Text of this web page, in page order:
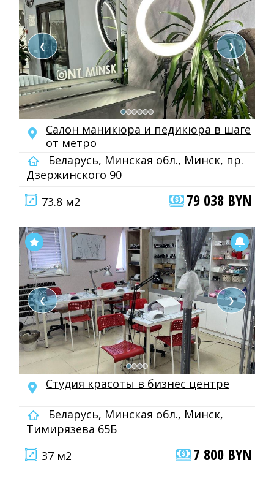
❮ ❯
Салон маникюра и педикюра в шаге
от метро
Беларусь, Минская обл., Минск, пр.
Дзержинского 90
73.8 м2
79 038 BYN
❮ ❯
Студия красоты в бизнес центре
Беларусь, Минская обл., Минск,
Тимирязева 65Б
37 м2
7 800 BYN